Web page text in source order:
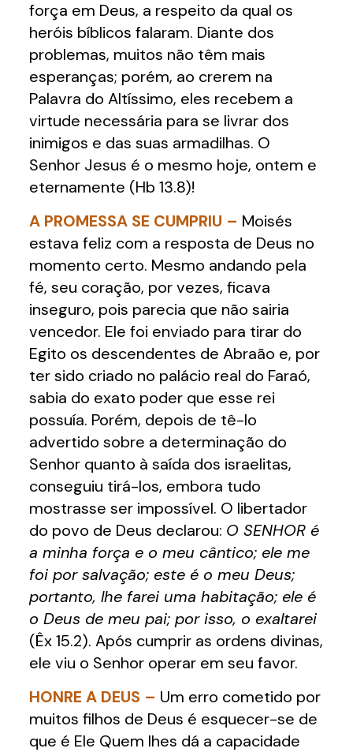
força em Deus, a respeito da qual os
heróis bíblicos falaram. Diante dos
problemas, muitos não têm mais
esperanças; porém, ao crerem na
Palavra do Altíssimo, eles recebem a
virtude necessária para se livrar dos
inimigos e das suas armadilhas. O
Senhor Jesus é o mesmo hoje, ontem e
eternamente (Hb 13.8)!
A PROMESSA SE CUMPRIU – Moisés
estava feliz com a resposta de Deus no
momento certo. Mesmo andando pela
fé, seu coração, por vezes, ficava
inseguro, pois parecia que não sairia
vencedor. Ele foi enviado para tirar do
Egito os descendentes de Abraão e, por
ter sido criado no palácio real do Faraó,
sabia do exato poder que esse rei
possuía. Porém, depois de tê-lo
advertido sobre a determinação do
Senhor quanto à saída dos israelitas,
conseguiu tirá-los, embora tudo
mostrasse ser impossível. O libertador
do povo de Deus declarou: O SENHOR é
a minha força e o meu cântico; ele me
foi por salvação; este é o meu Deus;
portanto, lhe farei uma habitação; ele é
o Deus de meu pai; por isso, o exaltarei
(Êx 15.2). Após cumprir as ordens divinas,
ele viu o Senhor operar em seu favor.
HONRE A DEUS – Um erro cometido por
muitos filhos de Deus é esquecer-se de
que é Ele Quem lhes dá a capacidade